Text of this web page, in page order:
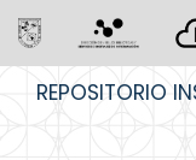
REPOSITORIO